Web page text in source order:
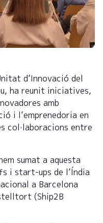
d’Innovació del
ha reunit iniciatives,
amb
i l’emprenedoria en
col·laboracions entre
sumat a aquesta
i start-ups de l’Índia
a Barcelona
(Ship2B